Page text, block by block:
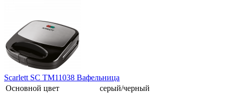
Scarlett SC TM11038 Вафельница
Основной цвет
серый/черный